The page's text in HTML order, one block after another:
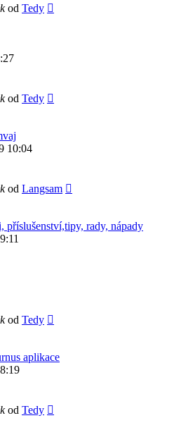
od Tedy
od Tedy
10:04
od Langsam
příslušenství,tipy, rady, nápady
od Tedy
aplikace
od Tedy